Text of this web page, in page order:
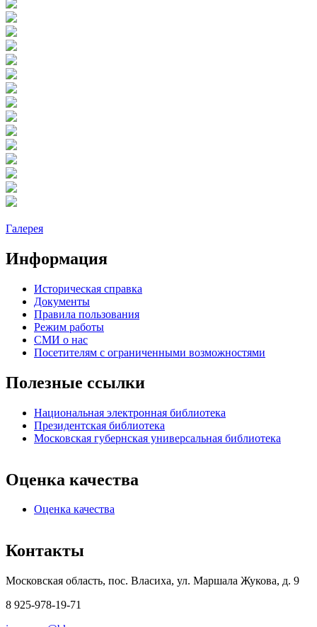
Галерея
Информация
Историческая справка
Документы
Правила пользования
Режим работы
СМИ о нас
Посетителям с ограниченными возможностями
Полезные ссылки
Национальная электронная библиотека
Президентская библиотека
Московская губернская универсальная библиотека
Оценка качества
Оценка качества
Контакты
Московская область, пос. Власиха, ул. Маршала Жукова, д. 9
8 925-978-19-71